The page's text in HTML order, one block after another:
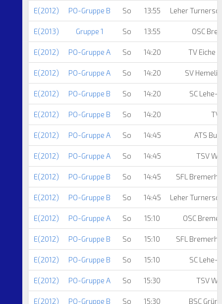
E(2012) PO-Gruppe B So 13:55 Leher
E(2013) Gruppe 1 So 13:55 OSC
E(2012) PO-Gruppe A So 14:20 TV Eiche
E(2012) PO-Gruppe A So 14:20 SV
E(2012) PO-Gruppe B So 14:20 SC Lehe-
E(2012) PO-Gruppe B So 14:20 TV
E(2012) PO-Gruppe A So 14:45 ATS
E(2012) PO-Gruppe A So 14:45 TSV
E(2012) PO-Gruppe B So 14:45 SFL
E(2012) PO-Gruppe B So 14:45 Leher
E(2012) PO-Gruppe A So 15:10 OSC
E(2012) PO-Gruppe B So 15:10 SFL
E(2012) PO-Gruppe B So 15:10 SC Lehe-
E(2012) PO-Gruppe A So 15:30 TSV
E(2012) PO-Gruppe B So 15:30 BSC